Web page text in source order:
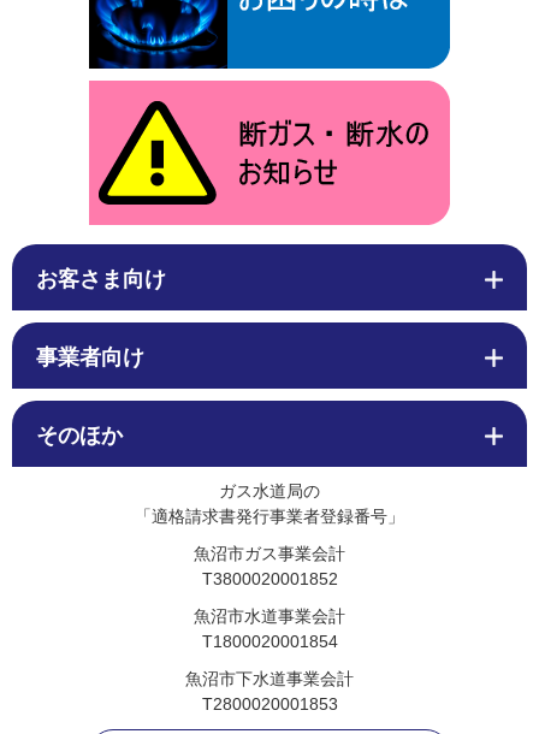
お客さま向け
事業者向け
そのほか
ガス水道局の
「適格請求書発行事業者登録番号」
魚沼市ガス事業会計
T3800020001852
魚沼市水道事業会計
T1800020001854
魚沼市下水道事業会計
T2800020001853